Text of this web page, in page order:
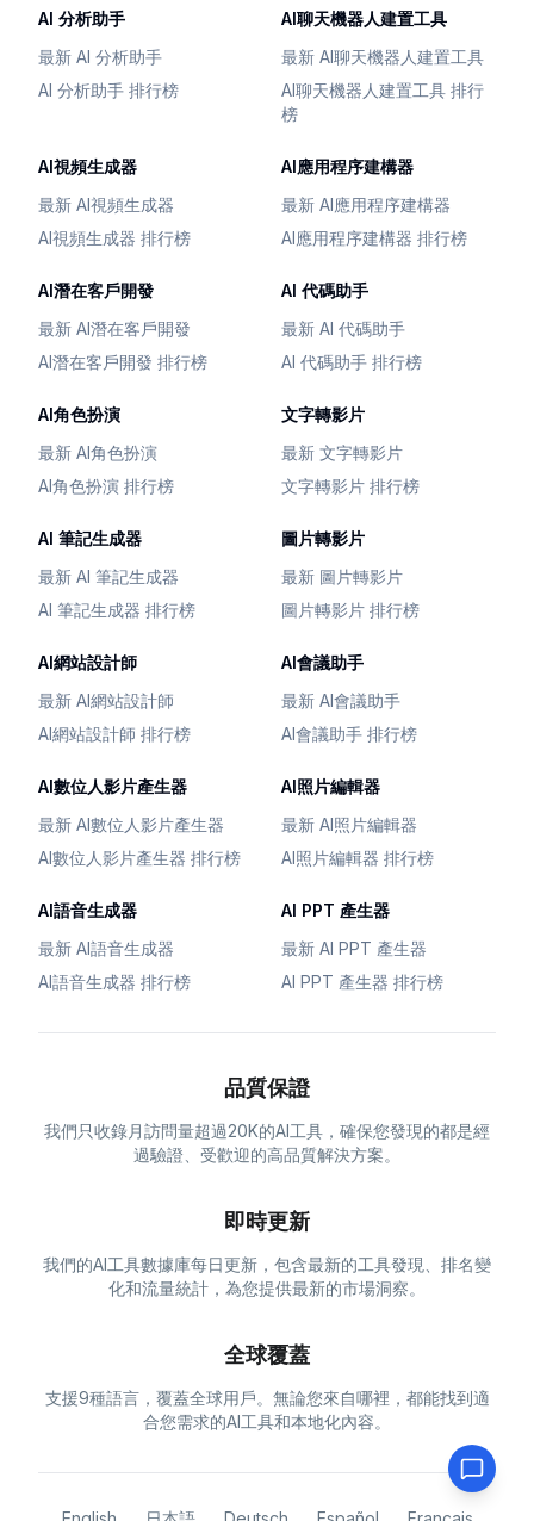
AI 分析助手
最新 AI 分析助手
AI 分析助手 排行榜
AI聊天機器人建置工具
最新 AI聊天機器人建置工具
AI聊天機器人建置工具 排行
榜
AI視頻生成器
最新 AI視頻生成器
AI視頻生成器 排行榜
AI應用程序建構器
最新 AI應用程序建構器
AI應用程序建構器 排行榜
AI潛在客戶開發
最新 AI潛在客戶開發
AI潛在客戶開發 排行榜
AI 代碼助手
最新 AI 代碼助手
AI 代碼助手 排行榜
AI角色扮演
最新 AI角色扮演
AI角色扮演 排行榜
文字轉影片
最新 文字轉影片
文字轉影片 排行榜
AI 筆記生成器
最新 AI 筆記生成器
AI 筆記生成器 排行榜
圖片轉影片
最新 圖片轉影片
圖片轉影片 排行榜
AI網站設計師
最新 AI網站設計師
AI網站設計師 排行榜
AI會議助手
最新 AI會議助手
AI會議助手 排行榜
AI數位人影片產生器
最新 AI數位人影片產生器
AI數位人影片產生器 排行榜
AI照片編輯器
最新 AI照片編輯器
AI照片編輯器 排行榜
AI語音生成器
最新 AI語音生成器
AI語音生成器 排行榜
AI PPT 產生器
最新 AI PPT 產生器
AI PPT 產生器 排行榜
品質保證
我們只收錄月訪問量超過20K的AI工具，確保您發現的都是經
過驗證、受歡迎的高品質解決方案。
即時更新
我們的AI工具數據庫每日更新，包含最新的工具發現、排名變
化和流量統計，為您提供最新的市場洞察。
全球覆蓋
支援9種語言，覆蓋全球用戶。無論您來自哪裡，都能找到適
合您需求的AI工具和本地化內容。